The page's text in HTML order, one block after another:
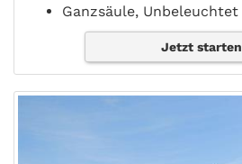
Ganzsäule, Unbeleuchtet
Jetzt starten